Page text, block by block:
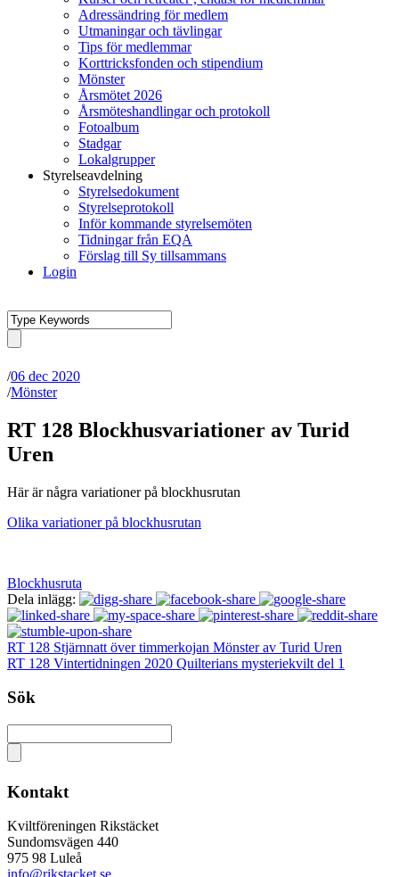
Adressändring för medlem
Utmaningar och tävlingar
Tips för medlemmar
Korttricksfonden och stipendium
Mönster
Årsmötet 2026
Årsmöteshandlingar och protokoll
Fotoalbum
Stadgar
Lokalgrupper
Styrelseavdelning
Styrelsedokument
Styrelseprotokoll
Inför kommande styrelsemöten
Tidningar från EQA
Förslag till Sy tillsammans
Login
/06 dec 2020
/Mönster
RT 128 Blockhusvariationer av Turid
Uren
Här är några variationer på blockhusrutan
Olika variationer på blockhusrutan
Blockhusruta
Dela inlägg:
RT 128 Stjärnnatt över timmerkojan Mönster av Turid Uren
RT 128 Vintertidningen 2020 Quilterians mysteriekvilt del 1
Sök
Kontakt
Kviltföreningen Rikstäcket
Sundomsvägen 440
975 98 Luleå